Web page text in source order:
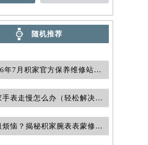
随机推荐
2026年7月积家官方保养维修站迁移及新开店说明文本正式对外定稿
积家手表走慢怎么办（轻松解决积家手表走慢的方法）
划痕烦恼？揭秘积家腕表表蒙修复妙招